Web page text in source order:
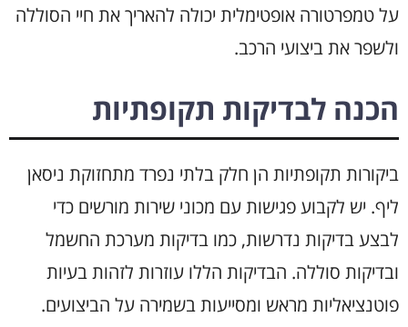
על טמפרטורה אופטימלית יכולה להאריך את חיי הסוללה
ולשפר את ביצועי הרכב.
הכנה לבדיקות תקופתיות
ביקורות תקופתיות הן חלק בלתי נפרד מתחזוקת ניסאן
ליף. יש לקבוע פגישות עם מכוני שירות מורשים כדי
לבצע בדיקות נדרשות, כמו בדיקות מערכת החשמל
ובדיקות סוללה. הבדיקות הללו עוזרות לזהות בעיות
פוטנציאליות מראש ומסייעות בשמירה על הביצועים.